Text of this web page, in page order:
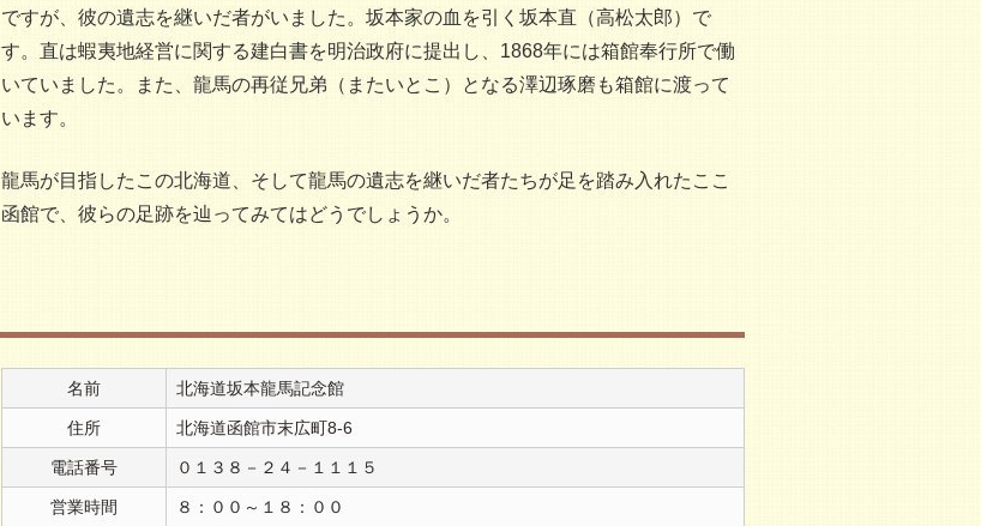
ですが、彼の遺志を継いだ者がいました。坂本家の血を引く坂本直（高松太郎）で
す。直は蝦夷地経営に関する建白書を明治政府に提出し、1868年には箱館奉行所で働
いていました。また、龍馬の再従兄弟（またいとこ）となる澤辺琢磨も箱館に渡って
います。
龍馬が目指したこの北海道、そして龍馬の遺志を継いだ者たちが足を踏み入れたここ
函館で、彼らの足跡を辿ってみてはどうでしょうか。
名前 北海道坂本龍馬記念館
住所 北海道函館市末広町8-6
電話番号 ０１３８－２４－１１１５
営業時間 ８：００～１８：００